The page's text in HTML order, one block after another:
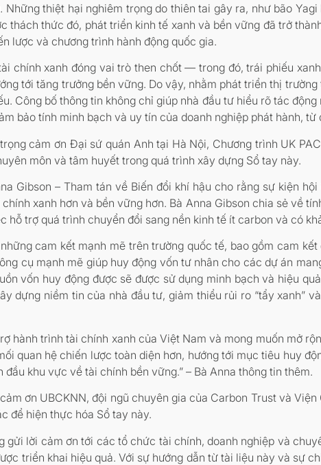
thiệt hại nghiêm trọng do thiên tai gây ra, như bão
thách thức đó, phát triển kinh tế xanh và bền vững đã trở
lược và chương trình hành động quốc gia.
chính xanh đóng vai trò then chốt — trong đó, trái phiếu
tới tăng trưởng bền vững. Do vậy, nhằm phát triển thị
Công bố thông tin không chỉ giúp nhà đầu tư hiểu rõ tác
bảo tính minh bạch và uy tín của doanh nghiệp phát hành,
cảm ơn Đại sứ quán Anh tại Hà Nội, Chương trình UK
môn và tâm huyết trong quá trình xây dựng Sổ tay này.
Gibson – Tham tán về Biến đổi khí hậu cho rằng sự kiện
xanh hơn và bền vững hơn. Bà Anna Gibson chia sẻ về
trợ quá trình chuyển đổi sang nền kinh tế ít carbon và có
cam kết mạnh mẽ trên trường quốc tế, bao gồm cam
cụ mạnh mẽ giúp huy động vốn tư nhân cho các dự án
vốn huy động được sẽ được sử dụng minh bạch và hiệu
dựng niềm tin của nhà đầu tư, giảm thiểu rủi ro “tẩy xanh”
hành trình tài chính xanh của Việt Nam và mong muốn mở
quan hệ chiến lược toàn diện hơn, hướng tới mục tiêu huy
khu vực về tài chính bền vững.” – Bà Anna thông tin thêm.
ơn UBCKNN, đội ngũ chuyên gia của Carbon Trust và
để hiện thực hóa Sổ tay này.
lời cảm ơn tới các tổ chức tài chính, doanh nghiệp và
triển khai hiệu quả. Với sự hướng dẫn từ tài liệu này và sự